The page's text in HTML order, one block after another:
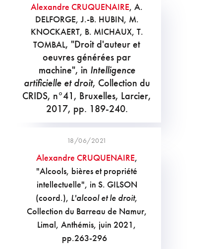
Alexandre CRUQUENAIRE, A.
DELFORGE, J.-B. HUBIN, M.
KNOCKAERT, B. MICHAUX, T.
TOMBAL, "Droit d'auteur et
oeuvres générées par
machine", in Intelligence
artificielle et droit, Collection du
CRIDS, n°41, Bruxelles, Larcier,
2017, pp. 189-240.
18/06/2021
Alexandre CRUQUENAIRE,
"Alcools, bières et propriété
intellectuelle", in S. GILSON
(coord.), L'alcool et le droit,
Collection du Barreau de Namur,
Limal, Anthémis, juin 2021,
pp.263-296